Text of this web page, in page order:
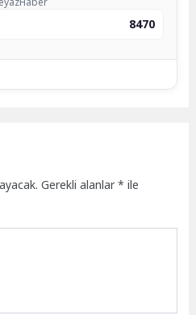
8470
Gerekli alanlar* ile